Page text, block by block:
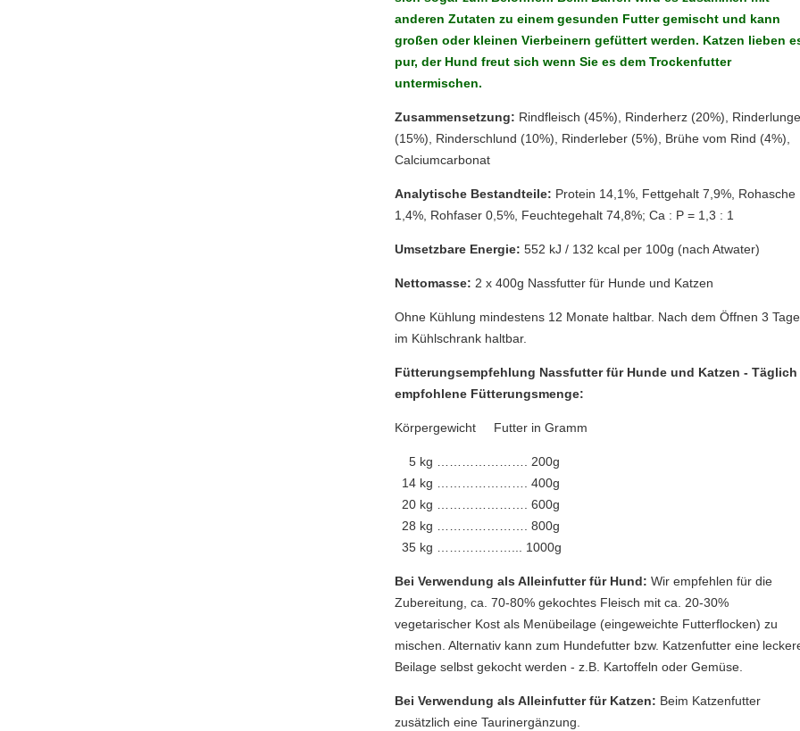
anderen Zutaten zu einem gesunden Futter gemischt und kann
großen oder kleinen Vierbeinern gefüttert werden. Katzen lieben
pur, der Hund freut sich wenn Sie es dem Trockenfutter
untermischen.
Zusammensetzung: Rindfleisch (45%), Rinderherz (20%),
(15%), Rinderschlund (10%), Rinderleber (5%), Brühe vom Rind (4%),
Calciumcarbonat
Analytische Bestandteile: Protein 14,1%, Fettgehalt 7,9%, Rohasche
1,4%, Rohfaser 0,5%, Feuchtegehalt 74,8%; Ca : P = 1,3 : 1
Umsetzbare Energie: 552 kJ / 132 kcal per 100g (nach Atwater)
Nettomasse: 2 x 400g Nassfutter für Hunde und Katzen
Ohne Kühlung mindestens 12 Monate haltbar. Nach dem Öffnen 3 Tage
im Kühlschrank haltbar.
Fütterungsempfehlung Nassfutter für Hunde und Katzen - Täglich
empfohlene Fütterungsmenge:
Körpergewicht Futter in Gramm
5 kg …………………. 200g
14 kg …………………. 400g
20 kg …………………. 600g
28 kg …………………. 800g
35 kg ………………... 1000g
Bei Verwendung als Alleinfutter für Hund: Wir empfehlen für die
Zubereitung, ca. 70-80% gekochtes Fleisch mit ca. 20-30%
vegetarischer Kost als Menübeilage (eingeweichte Futterflocken) zu
mischen. Alternativ kann zum Hundefutter bzw. Katzenfutter eine
Beilage selbst gekocht werden - z.B. Kartoffeln oder Gemüse.
Bei Verwendung als Alleinfutter für Katzen: Beim Katzenfutter
zusätzlich eine Taurinergänzung.